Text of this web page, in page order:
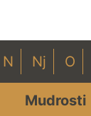
N Nj O
Mudrosti